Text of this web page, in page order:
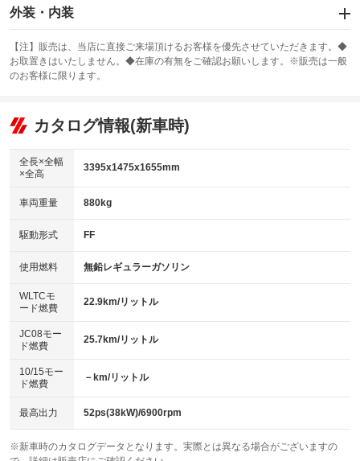
エアバッグ：運転席/助手席/サイド
：装備あり
：装備あり
サンルーフ
：装備なし ABS
リフトアップ
：装備なし
：装備なし
パワーウィンドウ
アイドリングストップ
：装備あり
USB入力端子
：装備なし
100V電源
：装備なし
センターデフロック
：装備なし
電動格納ミラー
：装備あり
外装・内装
カーナビ：メモリーナビ他
：装備あり
TV：フルセグ
：装備あり
ビジュアル：-／DVD再生
：装備あり
アルミホイール
：装備なし
HID(キセノンライト)
バックカメラ
エアロ
：装備なし
ローダウン
：装備なし
ベンチシート
：装備あり
チップアップシート
：装備なし
電動格納サードシート
：装備なし シートヒーター
：装備あり
【注】販売は、当店に直接ご来場頂けるお客様を優先させていただきます。◆
お取置きはいたしません。◆在庫の有無をご確認お願いします。※販売は一般
のお客様に限ります。
カタログ情報(新車時)
全長×全幅
×全高
3395x1475x1655mm
車両重量 880kg
駆動形式 FF
使用燃料 無鉛レギュラーガソリン
WLTCモ
ード燃費
22.9km/リットル
JC08モー
ド燃費
25.7km/リットル
10/15モー
ド燃費
－km/リットル
最高出力 52ps(38kW)/6900rpm
※新車時のカタログデータとなります。実際とは異なる場合がございますの